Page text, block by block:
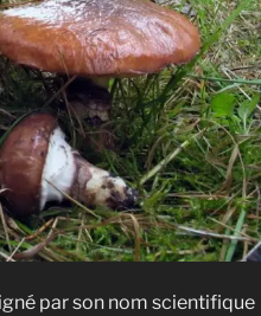
par son nom scientifique